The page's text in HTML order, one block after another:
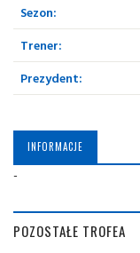
Sezon:
Trener:
Prezydent:
INFORMACJE
-
POZOSTAŁE TROFEA